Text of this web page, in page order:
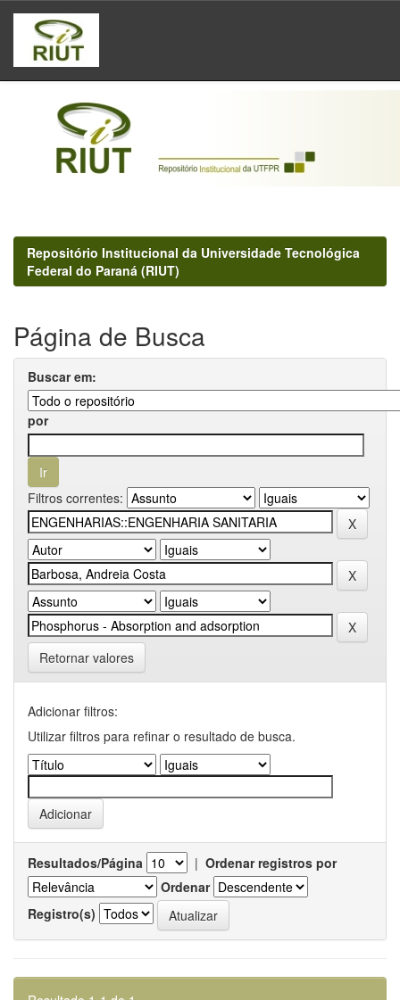
Skip
navigation
Repositório Institucional da Universidade Tecnológica
Federal do Paraná (RIUT)
Página de Busca
Buscar em:
por
Filtros correntes:
Retornar valores
Adicionar filtros:
Utilizar filtros para refinar o resultado de busca.
Resultados/Página | Ordenar registros por
Ordenar
Registro(s)